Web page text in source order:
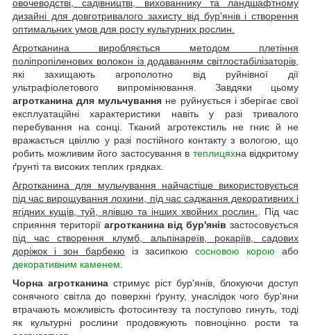
овочеводстві, садівництві, вихованнику та ландшафтному
дизайні для довготривалого захисту від бур'янів і створення
оптимальних умов для росту культурних рослин.
Агротканина виробляється методом плетіння
поліпропіленових волокон із додаванням світлостабілізаторів
які захищають агрополотно від руйнівної дії
ультрафіолетового випромінювання. Завдяки цьому
агротканина для мульчування не руйнується і зберігає свої
експлуатаційні характеристики навіть у разі тривалого
перебування на сонці. Тканий агротекстиль не гниє й не
вражається цвіллю у разі постійного контакту з вологою, що
робить можливим його застосування в теплицяхна відкритому
ґрунті та високих теплих грядках.
Агротканина для мульчування найчастіше використовується
під час вирощування лохини, під час саджання декоративних і
ягідних кущів, туй, ялівцю та інших хвойних рослин.
. Під час
сприяння території агротканина від бур'янівзастосовується
під час створення клумб, альпінареїв, рокаріїв, садових
доріжок і зон барбекю із засипкою сосновою корою або
декоративним каменем
Чорна агротканина стримує ріст бур'янів, блокуючи доступ
сонячного світла до поверхні ґрунту, унаслідок чого бур'яни
втрачають можливість фотосинтезу та поступово гинуть, тоді
як культурні рослини продовжують повноцінно рости та